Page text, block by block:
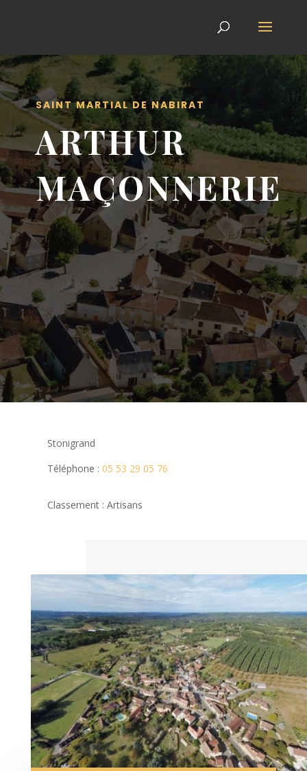
SAINT MARTIAL DE NABIRAT
ARTHUR
MAÇONNERIE
Stonigrand
Téléphone : 05 53 29 05 76
Classement : Artisans